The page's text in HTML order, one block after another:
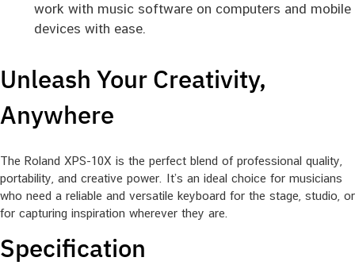
work with music software on computers and mobile
devices with ease.
Unleash Your Creativity,
Anywhere
The Roland XPS-10X is the perfect blend of professional quality,
portability, and creative power. It’s an ideal choice for musicians
who need a reliable and versatile keyboard for the stage, studio, or
for capturing inspiration wherever they are.
Specification